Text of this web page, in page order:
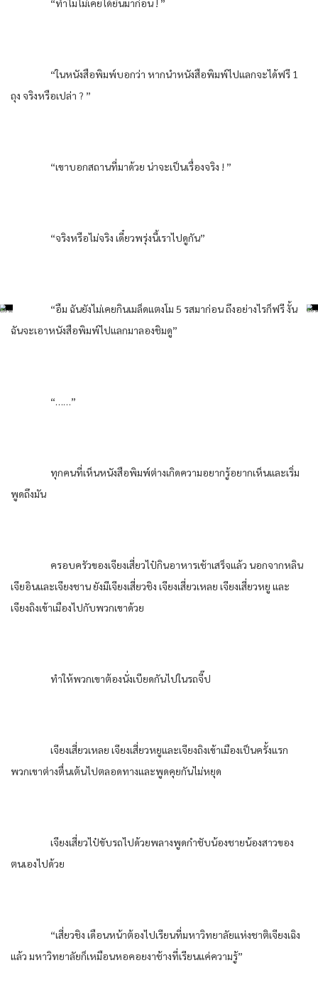
“ทำไมไม่เคยได้ยินมาก่อน ! ”
“ในหนังสือพิมพ์บอกว่า หากนำหนังสือพิมพ์ไปแลกจะได้ฟรี 1
ถุง จริงหรือเปล่า ? ”
“เขาบอกสถานที่มาด้วย น่าจะเป็นเรื่องจริง ! ”
“จริงหรือไม่จริง เดี๋ยวพรุ่งนี้เราไปดูกัน”
“อืม ฉันยังไม่เคยกินเมล็ดแตงโม 5 รสมาก่อน ถึงอย่างไรก็ฟรี งั้น
ฉันจะเอาหนังสือพิมพ์ไปแลกมาลองชิมดู”
“……”
ทุกคนที่เห็นหนังสือพิมพ์ต่างเกิดความอยากรู้อยากเห็นและเริ่ม
พูดถึงมัน
ครอบครัวของเจียงเสี่ยวไป๋กินอาหารเช้าเสร็จแล้ว นอกจากหลิน
เจียอินและเจียงชาน ยังมีเจียงเสี่ยวชิง เจียงเสี่ยวเหลย เจียงเสี่ยวหยู และ
เจียงถิงเข้าเมืองไปกับพวกเขาด้วย
ทำให้พวกเขาต้องนั่งเบียดกันไปในรถจี๊ป
เจียงเสี่ยวเหลย เจียงเสี่ยวหยูและเจียงถิงเข้าเมืองเป็นครั้งแรก
พวกเขาต่างตื่นเต้นไปตลอดทางและพูดคุยกันไม่หยุด
เจียงเสี่ยวไป๋ขับรถไปด้วยพลางพูดกำชับน้องชายน้องสาวของ
ตนเองไปด้วย
“เสี่ยวชิง เดือนหน้าต้องไปเรียนที่มหาวิทยาลัยแห่งชาติเจียงเฉิง
แล้ว มหาวิทยาลัยก็เหมือนหอคอยงาช้างที่เรียนแค่ความรู้”